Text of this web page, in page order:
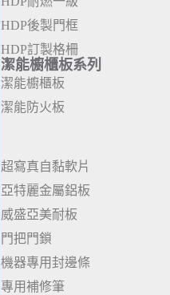
HDP後製門框
HDP訂製格柵
潔能櫥櫃板系列
潔能櫥櫃板
潔能防火板
超寫真自黏軟片
亞特麗金屬鋁板
威盛亞美耐板
門把門鎖
機器專用封邊條
專用補修筆